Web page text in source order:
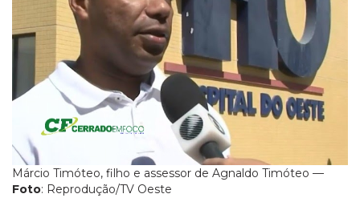
Márcio Timóteo, filho e assessor de Agnaldo Timóteo —
Foto: Reprodução/TV Oeste